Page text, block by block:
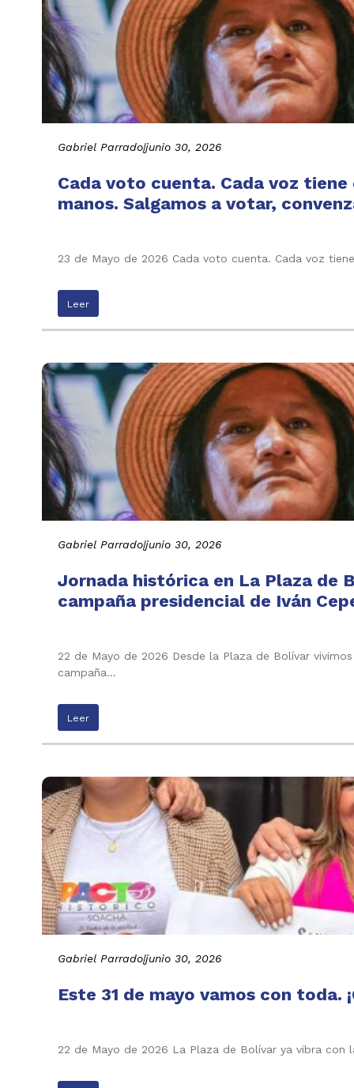
Gabriel Parrado|junio 30, 2026
Cada voto cuenta. Cada voz
manos. Salgamos a votar,
23 de Mayo de 2026 Cada voto cuenta. Cada voz
Leer
Gabriel Parrado|junio 30, 2026
Jornada histórica en La Plaza de
campaña presidencial de Iván
22 de Mayo de 2026 Desde la Plaza de Bolívar
campaña…
Leer
Gabriel Parrado|junio 30, 2026
Este 31 de mayo vamos con toda.
22 de Mayo de 2026 La Plaza de Bolívar ya vibra